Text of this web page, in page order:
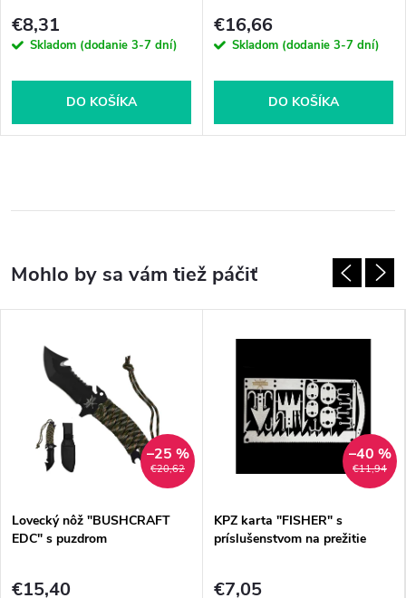
€8,31
Skladom (dodanie 3-7 dní)
DO KOŠÍKA
€16,66
Skladom (dodanie 3-7 dní)
DO KOŠÍKA
€20,62
–25 %
Lovecký nôž "BUSHCRAFT
EDC" s puzdrom
€15,40
€11,94
–40 %
KPZ karta "FISHER" s
príslušenstvom na prežitie
€7,05